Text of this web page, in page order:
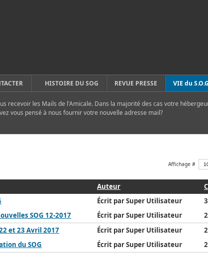
HISTOIRE DU SOG REVUE PRESSE VIE du S.O.G
recevoir les Mails de l'Amicale. Dans la majorité des cas votre
vous pensé à nous fournir votre nouvelle adresse mail?
Affichage #
Auteur
Écrit par Super Utilisateur
SOG 12-2017
Écrit par Super Utilisateur
et 23 Avril 2017
Écrit par Super Utilisateur
du SOG
Écrit par Super Utilisateur